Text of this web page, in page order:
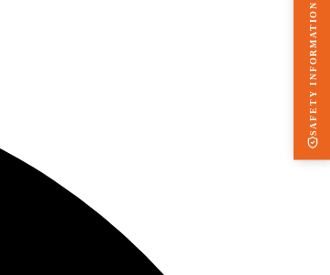
SAFETY INFORMATION